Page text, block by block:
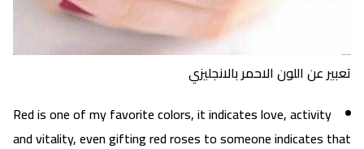
تعبير عن اللون الاحمر بالانجليزي
Red is one of my favorite colors, it indicates love, activity
and vitality, even gifting red roses to someone indicates that